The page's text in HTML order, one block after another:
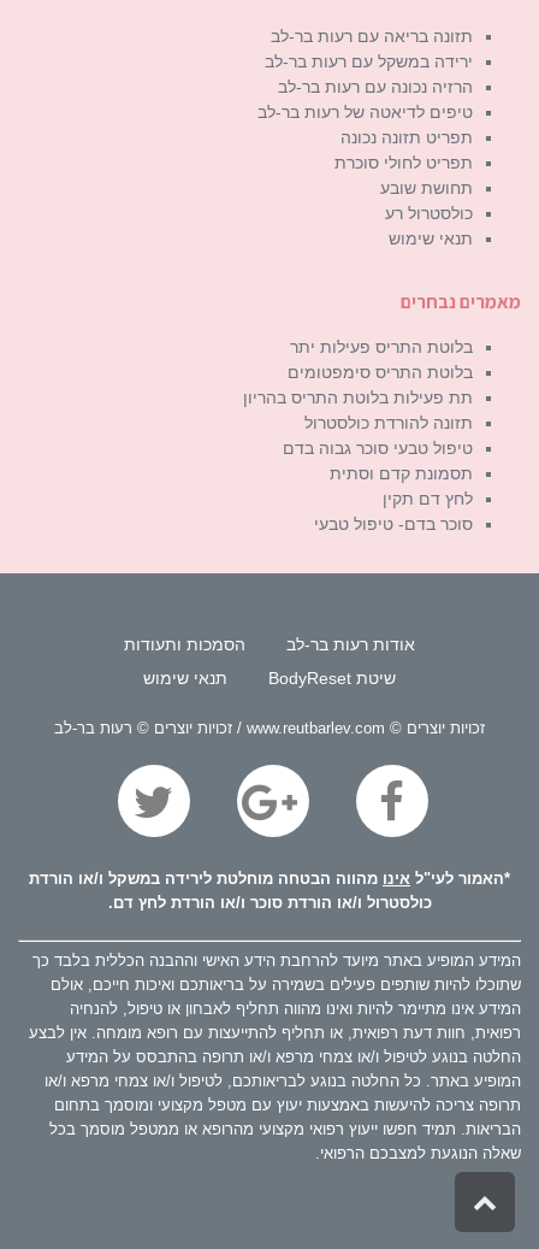
תזונה בריאה עם רעות בר-לב
ירידה במשקל עם רעות בר-לב
הרזיה נכונה עם רעות בר-לב
טיפים לדיאטה של רעות בר-לב
תפריט תזונה נכונה
תפריט לחולי סוכרת
תחושת שובע
כולסטרול רע
תנאי שימוש
מאמרים נבחרים
בלוטת התריס פעילות יתר
בלוטת התריס סימפטומים
תת פעילות בלוטת התריס בהריון
תזונה להורדת כולסטרול
טיפול טבעי סוכר גבוה בדם
תסמונת קדם וסתית
לחץ דם תקין
סוכר בדם- טיפול טבעי
אודות רעות בר-לב
הסמכות ותעודות
שיטת BodyReset
תנאי שימוש
זכויות יוצרים © www.reutbarlev.com / זכויות יוצרים © רעות בר-לב
*האמור לעי"ל אינו מהווה הבטחה מוחלטת לירידה במשקל ו/או הורדת
כולסטרול ו/או הורדת סוכר ו/או הורדת לחץ דם.
המידע המופיע באתר מיועד להרחבת הידע האישי וההבנה הכללית בלבד כך
שתוכלו להיות שותפים פעילים בשמירה על בריאותכם ואיכות חייכם, אולם
המידע אינו מתיימר להיות ואינו מהווה תחליף לאבחון או טיפול, להנחיה
רפואית, חוות דעת רפואית, או תחליף להתייעצות עם רופא מומחה. אין לבצע
החלטה בנוגע לטיפול ו/או צמחי מרפא ו/או תרופה בהתבסס על המידע
המופיע באתר. כל החלטה בנוגע לבריאותכם, לטיפול ו/או צמחי מרפא ו/או
תרופה צריכה להיעשות באמצעות יעוץ עם מטפל מקצועי ומוסמך בתחום
הבריאות. תמיד חפשו ייעוץ רפואי מקצועי מהרופא או ממטפל מוסמך בכל
שאלה הנוגעת למצבכם הרפואי.
לראש